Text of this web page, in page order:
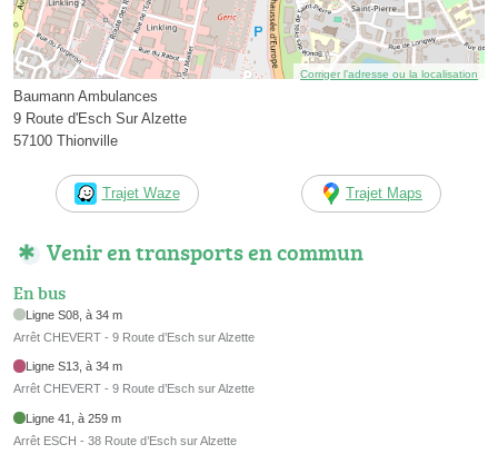
Corriger l’adresse ou la localisation
Baumann Ambulances
9 Route d'Esch Sur Alzette
57100 Thionville
Trajet Waze Trajet Maps
Venir en transports en commun
En bus
Ligne S08, à 34 m
Arrêt CHEVERT - 9 Route d’Esch sur Alzette
Ligne S13, à 34 m
Arrêt CHEVERT - 9 Route d’Esch sur Alzette
Ligne 41, à 259 m
Arrêt ESCH - 38 Route d’Esch sur Alzette